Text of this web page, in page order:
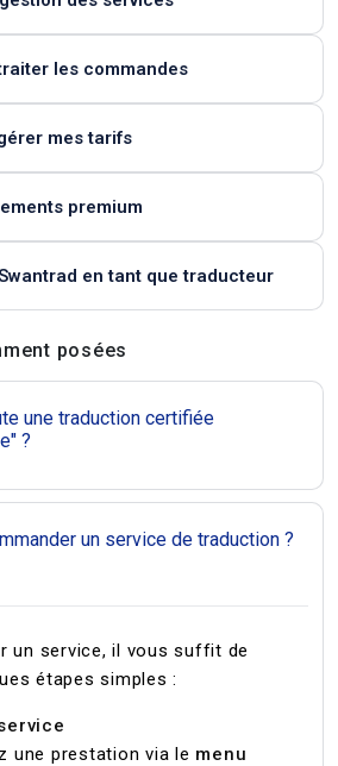
les commandes
mes tarifs
premium
en tant que traducteur
réponses
posées
une traduction certifiée
?
Comment commander un service de traduction ?
un service, il vous suffit de
étapes simples :
une prestation via le menu